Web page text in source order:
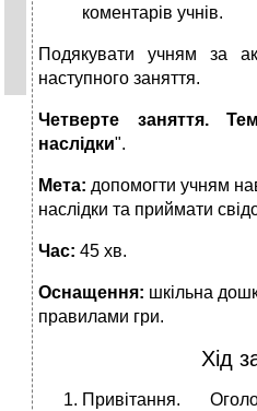
коментарів учнів.
Подякувати учням за
наступного заняття.
Четверте заняття.
наслідки".
Мета: допомогти учням
наслідки та приймати
Час: 45 хв.
Оснащення: шкільна
правилами гри.
Хід
Привітання.